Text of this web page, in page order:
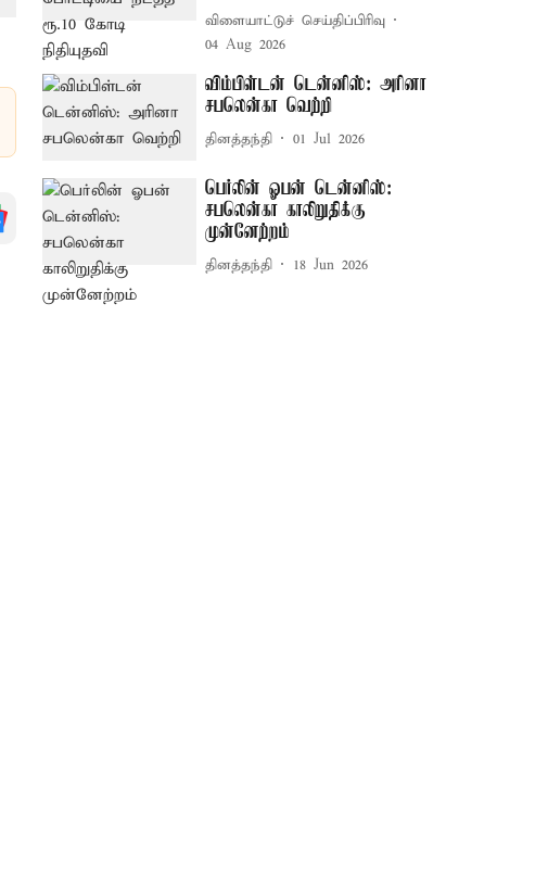
விளையாட்டுச் செய்திப்பிரிவு
04 Aug 2026
விம்பிள்டன் டென்னிஸ்: அரினா
சபலென்கா வெற்றி
தினத்தந்தி 01 Jul 2026
பெர்லின் ஓபன் டென்னிஸ்:
சபலென்கா காலிறுதிக்கு
முன்னேற்றம்
தினத்தந்தி 18 Jun 2026